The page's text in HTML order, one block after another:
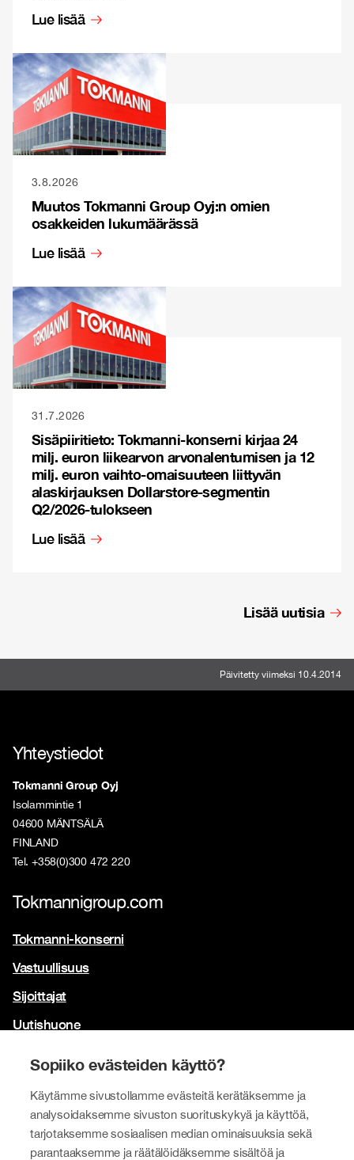
Sopiiko evästeiden käyttö?
Käytämme sivustollamme evästeitä kerätäksemme ja
analysoidaksemme sivuston suorituskykyä ja käyttöä,
tarjotaksemme sosiaalisen median ominaisuuksia sekä
parantaaksemme ja räätälöidäksemme sisältöä ja
Lue lisää
3.8.2026
Muutos Tokmanni Group Oyj:n omien
osakkeiden lukumäärässä
Lue lisää
31.7.2026
Sisäpiiritieto: Tokmanni-konserni kirjaa 24
milj. euron liikearvon arvonalentumisen ja 12
milj. euron vaihto-omaisuuteen liittyvän
alaskirjauksen Dollarstore-segmentin
Q2/2026-tulokseen
Lue lisää
Lisää uutisia
Päivitetty viimeksi 10.4.2014
Yhteystiedot
Tokmanni Group Oyj
Isolammintie 1
04600 MÄNTSÄLÄ
FINLAND
Tel. +358(0)300 472 220
Tokmannigroup.com
Tokmanni-konserni
Vastuullisuus
Sijoittajat
Uutishuone
Brändimme
Tokmanni
SPAR Suomi